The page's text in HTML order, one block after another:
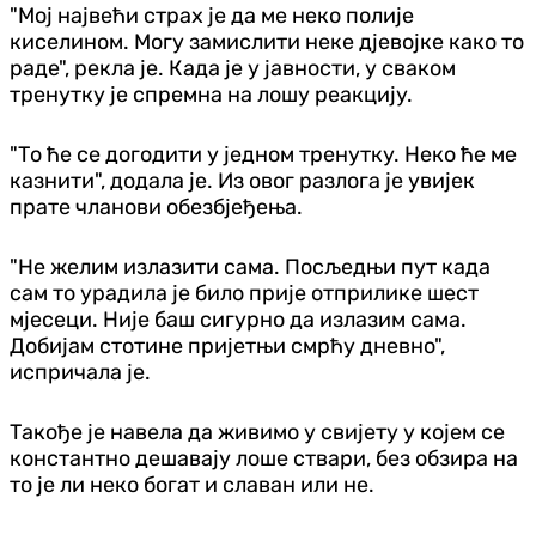
"Мој највећи страх је да ме неко полије
киселином. Могу замислити неке дјевојке како то
раде", рекла је. Када је у јавности, у сваком
тренутку је спремна на лошу реакцију.
"То ће се догодити у једном тренутку. Неко ће ме
казнити", додала је. Из овог разлога је увијек
прате чланови обезбјеђења.
"Не желим излазити сама. Посљедњи пут када
сам то урадила је било прије отприлике шест
мјесеци. Није баш сигурно да излазим сама.
Добијам стотине пријетњи смрћу дневно",
испричала је.
Такође је навела да живимо у свијету у којем се
константно дешавају лоше ствари, без обзира на
то је ли неко богат и славан или не.